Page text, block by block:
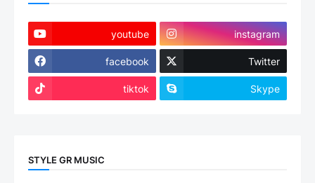
youtube instagram
facebook Twitter
tiktok Skype
STYLE GR MUSIC